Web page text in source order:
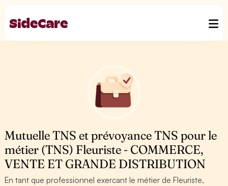
Mutuelle TNS et prévoyance TNS pour le
métier (TNS) Fleuriste - COMMERCE,
VENTE ET GRANDE DISTRIBUTION
En tant que professionnel exercant le métier de Fleuriste,